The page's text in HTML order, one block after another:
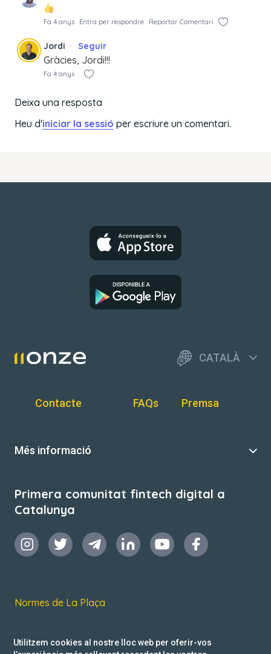
Fa 4 anys Entra per respondre Reportar Comentari
Jordi Seguir
Gràcies, Jordi!!!
Fa 4 anys
Deixa una resposta
Heu d'iniciar la sessió per escriure un comentari.
CATALÀ
Contacte FAQs Premsa
Més informació
Primera comunitat fintech digital a
Catalunya
Normes de La Plaça
Política de privacitat
Utilitzem cookies al nostre lloc web per oferir-vos